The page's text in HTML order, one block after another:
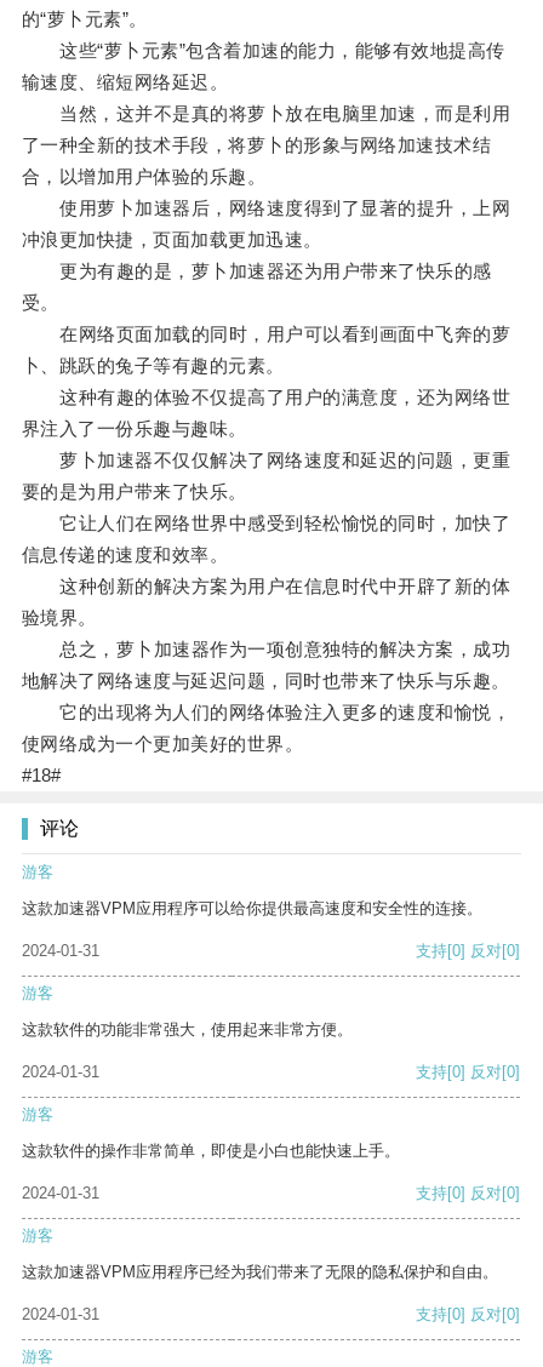
的“萝卜元素”。
这些“萝卜元素”包含着加速的能力，能够有效地提高传
输速度、缩短网络延迟。
当然，这并不是真的将萝卜放在电脑里加速，而是利用
了一种全新的技术手段，将萝卜的形象与网络加速技术结
合，以增加用户体验的乐趣。
使用萝卜加速器后，网络速度得到了显著的提升，上网
冲浪更加快捷，页面加载更加迅速。
更为有趣的是，萝卜加速器还为用户带来了快乐的感
受。
在网络页面加载的同时，用户可以看到画面中飞奔的萝
卜、跳跃的兔子等有趣的元素。
这种有趣的体验不仅提高了用户的满意度，还为网络世
界注入了一份乐趣与趣味。
萝卜加速器不仅仅解决了网络速度和延迟的问题，更重
要的是为用户带来了快乐。
它让人们在网络世界中感受到轻松愉悦的同时，加快了
信息传递的速度和效率。
这种创新的解决方案为用户在信息时代中开辟了新的体
验境界。
总之，萝卜加速器作为一项创意独特的解决方案，成功
地解决了网络速度与延迟问题，同时也带来了快乐与乐趣。
它的出现将为人们的网络体验注入更多的速度和愉悦，
使网络成为一个更加美好的世界。
#18#
评论
游客
这款加速器VPM应用程序可以给你提供最高速度和安全性的连接。
2024-01-31 支持[0] 反对[0]
游客
这款软件的功能非常强大，使用起来非常方便。
2024-01-31 支持[0] 反对[0]
游客
这款软件的操作非常简单，即使是小白也能快速上手。
2024-01-31 支持[0] 反对[0]
游客
这款加速器VPM应用程序已经为我们带来了无限的隐私保护和自由。
2024-01-31 支持[0] 反对[0]
游客